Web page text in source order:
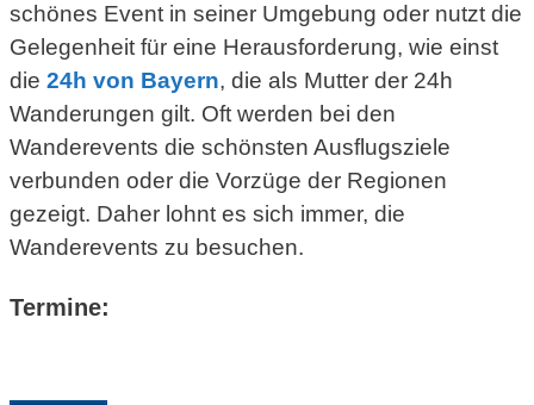
schönes Event in seiner Umgebung oder nutzt die
Gelegenheit für eine Herausforderung, wie einst
die 24h von Bayern, die als Mutter der 24h
Wanderungen gilt. Oft werden bei den
Wanderevents die schönsten Ausflugsziele
verbunden oder die Vorzüge der Regionen
gezeigt. Daher lohnt es sich immer, die
Wanderevents zu besuchen.
Termine: